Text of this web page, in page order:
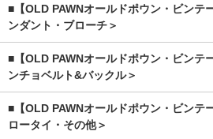
■【OLD PAWNオールドポウン・ビンテ
ンダント・ブローチ＞
■【OLD PAWNオールドポウン・ビンテ
ンチョベルト&バックル＞
■【OLD PAWNオールドポウン・ビンテ
ロータイ・その他＞